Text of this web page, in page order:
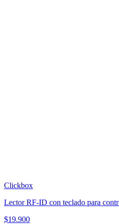
Clickbox
Lector RF-ID con teclado para
$19.900